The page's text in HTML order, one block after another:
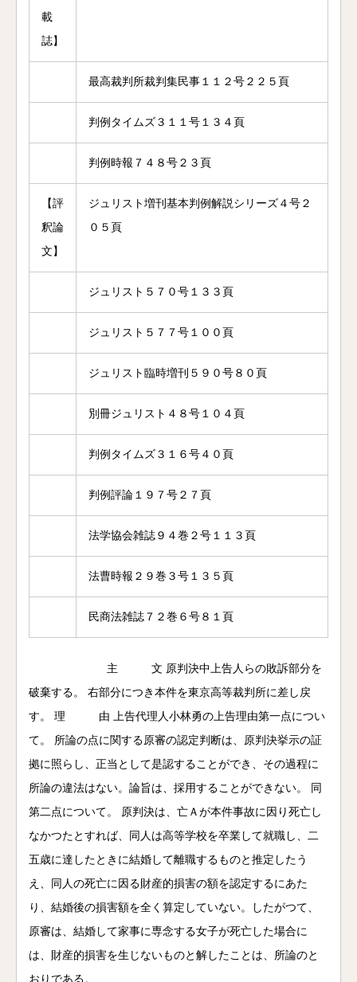
載
誌】
最高裁判所裁判集民事１１２号２２５頁
判例タイムズ３１１号１３４頁
判例時報７４８号２３頁
【評
釈論
文】
ジュリスト増刊基本判例解説シリーズ４号２
０５頁
ジュリスト５７０号１３３頁
ジュリスト５７７号１００頁
ジュリスト臨時増刊５９０号８０頁
別冊ジュリスト４８号１０４頁
判例タイムズ３１６号４０頁
判例評論１９７号２７頁
法学協会雑誌９４巻２号１１３頁
法曹時報２９巻３号１３５頁
民商法雑誌７２巻６号８１頁
主 文 原判決中上告人らの敗訴部分を
破棄する。 右部分につき本件を東京高等裁判所に差し戻
す。 理 由 上告代理人小林勇の上告理由第一点につい
て。 所論の点に関する原審の認定判断は、原判決挙示の証
拠に照らし、正当として是認することができ、その過程に
所論の違法はない。論旨は、採用することができない。 同
第二点について。 原判決は、亡Ａが本件事故に因り死亡し
なかつたとすれば、同人は高等学校を卒業して就職し、二
五歳に達したときに結婚して離職するものと推定したう
え、同人の死亡に因る財産的損害の額を認定するにあた
り、結婚後の損害額を全く算定していない。したがつて、
原審は、結婚して家事に専念する女子が死亡した場合に
は、財産的損害を生じないものと解したことは、所論のと
おりである。